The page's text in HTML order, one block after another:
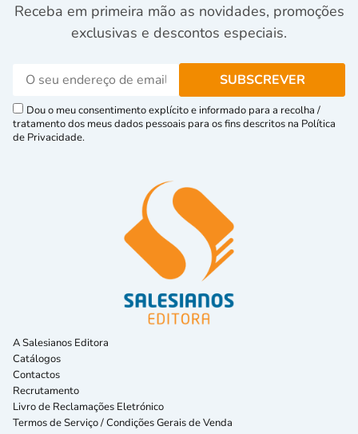
Receba em primeira mão as novidades, promoções
exclusivas e descontos especiais.
Dou o meu consentimento explícito e informado para a recolha /
tratamento dos meus dados pessoais para os fins descritos na Política
de Privacidade.
A Salesianos Editora
Catálogos
Contactos
Recrutamento
Livro de Reclamações Eletrónico
Termos de Serviço / Condições Gerais de Venda